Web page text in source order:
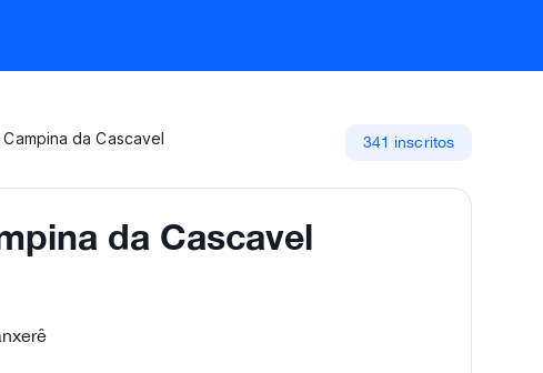
da Cascavel 341 inscritos
da Cascavel